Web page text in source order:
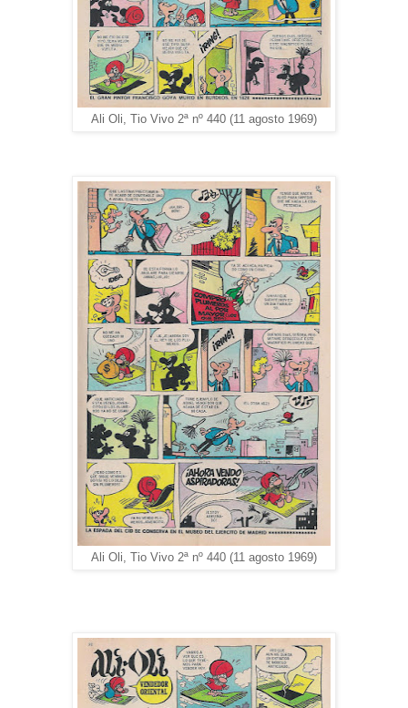
Ali Oli, Tio Vivo 2ª nº 440 (11 agosto 1969)
Ali Oli, Tio Vivo 2ª nº 440 (11 agosto 1969)